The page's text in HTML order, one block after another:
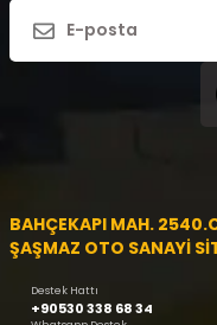
BAHÇEKAPI MAH.
ŞAŞMAZ OTO SANAYİ
Destek Hattı
+90530 338 68 34